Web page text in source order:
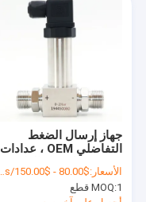
جهاز إرسال الضغط
التفاضلي OEM ، عدادات
تدفق سائل بخار الغاز
IP67
الأسعار:$80.00 - $150.00/Pieces
MOQ:1 قطع